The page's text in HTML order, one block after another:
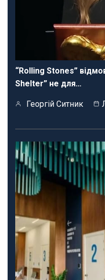
“Rolling Stones”
Shelter” не для…
Георгій Ситник